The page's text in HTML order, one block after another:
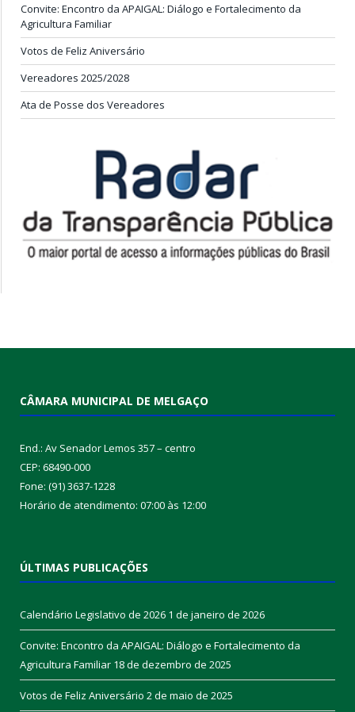
Convite: Encontro da APAIGAL: Diálogo e Fortalecimento da
Agricultura Familiar
Votos de Feliz Aniversário
Vereadores 2025/2028
Ata de Posse dos Vereadores
CÂMARA MUNICIPAL DE MELGAÇO
End.: Av Senador Lemos 357 – centro
CEP: 68490-000
Fone: (91) 3637-1228
Horário de atendimento: 07:00 às 12:00
ÚLTIMAS PUBLICAÇÕES
Calendário Legislativo de 2026 1 de janeiro de 2026
Convite: Encontro da APAIGAL: Diálogo e Fortalecimento da
Agricultura Familiar 18 de dezembro de 2025
Votos de Feliz Aniversário 2 de maio de 2025